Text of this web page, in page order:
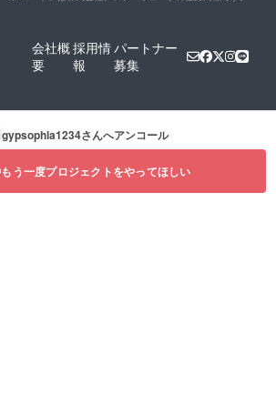
会社概
要
採用情
報
パートナー
募集
gypsophla1234さんへアンコール
もう一度プロジェクトをやってほしい